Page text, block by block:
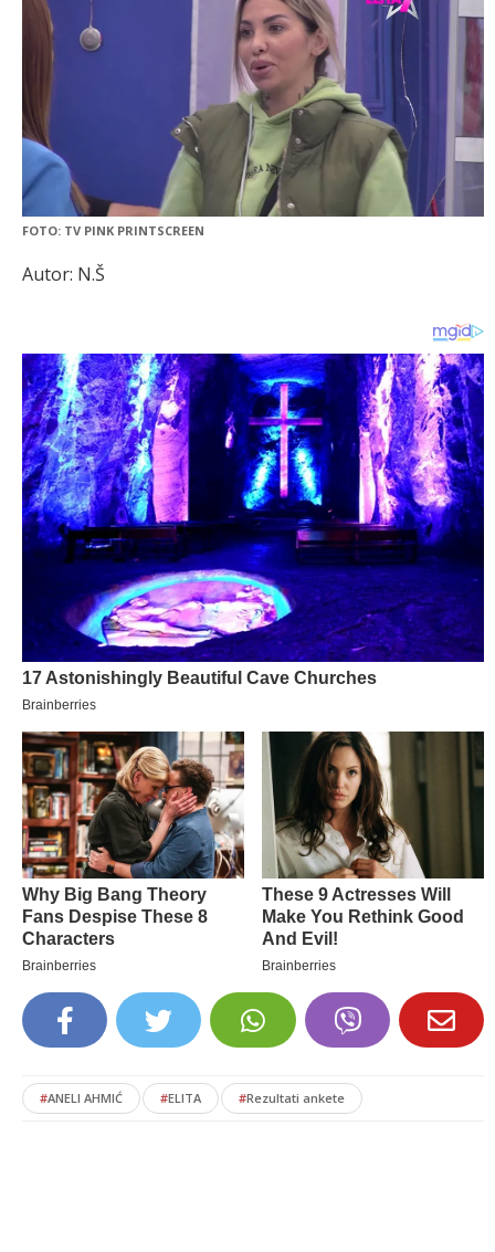
FOTO: TV PINK PRINTSCREEN
Autor: N.Š
#ANELI AHMIĆ #ELITA #Rezultati ankete